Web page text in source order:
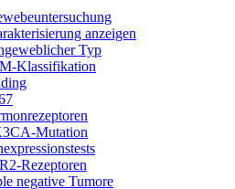
anzeigen
Typ
Klassifikation
Mutation
Rezeptoren
negative Tumore